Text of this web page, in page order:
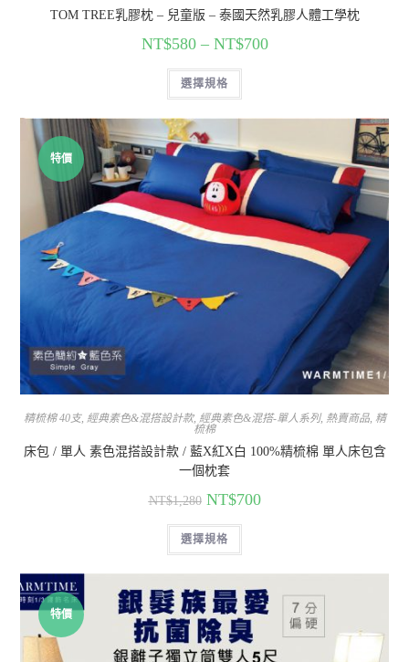
TOM TREE乳膠枕 – 兒童版 – 泰國天然乳膠人體工學枕
NT$580– NT$700
選擇規格
特價
精梳棉 40支, 經典素色&混搭設計款, 經典素色&混搭-單人系列, 熱賣商品, 精
梳棉
床包 / 單人 素色混搭設計款 / 藍X紅X白 100%精梳棉 單人床包含
一個枕套
NT$1,280 NT$700
選擇規格
特價